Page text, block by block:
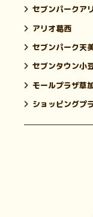
セブンパークア
アリオ葛西
セブンパーク天
セブンタウン小
モールプラザ草
ショッピングプ